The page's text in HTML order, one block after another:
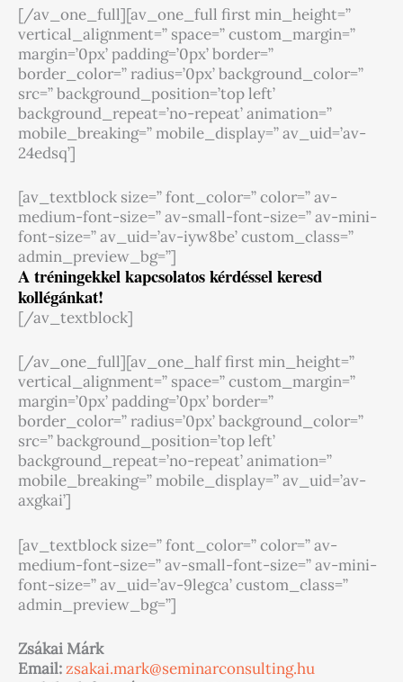
[/av_one_full][av_one_full first min_height=”
vertical_alignment=” space=” custom_margin=”
margin=’0px’ padding=’0px’ border=”
border_color=” radius=’0px’ background_color=”
src=” background_position=’top left’
background_repeat=’no-repeat’ animation=”
mobile_breaking=” mobile_display=” av_uid=’av-
24edsq’]
[av_textblock size=” font_color=” color=” av-
medium-font-size=” av-small-font-size=” av-mini-
font-size=” av_uid=’av-iyw8be’ custom_class=”
admin_preview_bg=”]
A tréningekkel kapcsolatos kérdéssel keresd
kollégánkat!
[/av_textblock]
[/av_one_full][av_one_half first min_height=”
vertical_alignment=” space=” custom_margin=”
margin=’0px’ padding=’0px’ border=”
border_color=” radius=’0px’ background_color=”
src=” background_position=’top left’
background_repeat=’no-repeat’ animation=”
mobile_breaking=” mobile_display=” av_uid=’av-
axgkai’]
[av_textblock size=” font_color=” color=” av-
medium-font-size=” av-small-font-size=” av-mini-
font-size=” av_uid=’av-9legca’ custom_class=”
admin_preview_bg=”]
Zsákai Márk
Email:zsakai.mark@seminarconsulting.hu